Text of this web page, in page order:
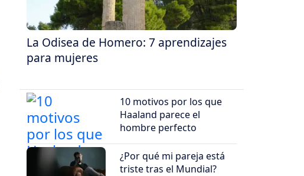
La Odisea de Homero: 7 aprendizajes
para mujeres
10 motivos por los que
Haaland parece el
hombre perfecto
¿Por qué mi pareja está
triste tras el Mundial?